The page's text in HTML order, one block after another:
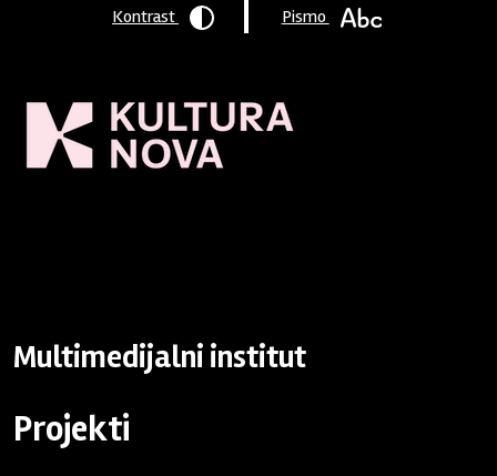
Multimedijalni institut
Projekti
Kontrast Pismo